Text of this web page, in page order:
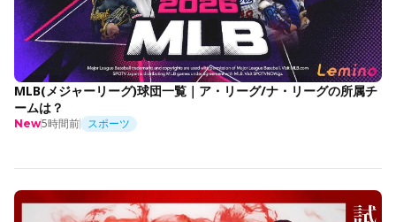
MLB(メジャーリーグ)球団一覧｜ア・リーグ/ナ・リーグの所属チ
ームは？
New5時間前 スポーツ